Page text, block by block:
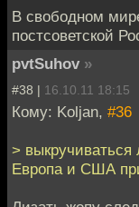
В свободном
постсоветской
pvtSuhov »
#38 | 16.10.11 18:15
Кому: Koljan, #36
> выкручиваться
Европа и США